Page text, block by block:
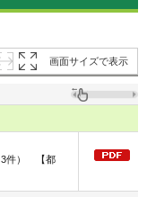
画面サイズで表示
3件） 【都